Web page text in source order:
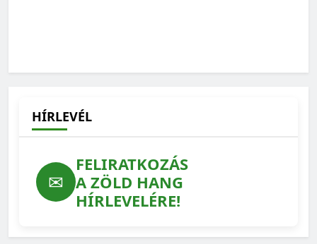
2026-06-01
HÍRLEVÉL
✉
FELIRATKOZÁS
A ZÖLD HANG
HÍRLEVELÉRE!